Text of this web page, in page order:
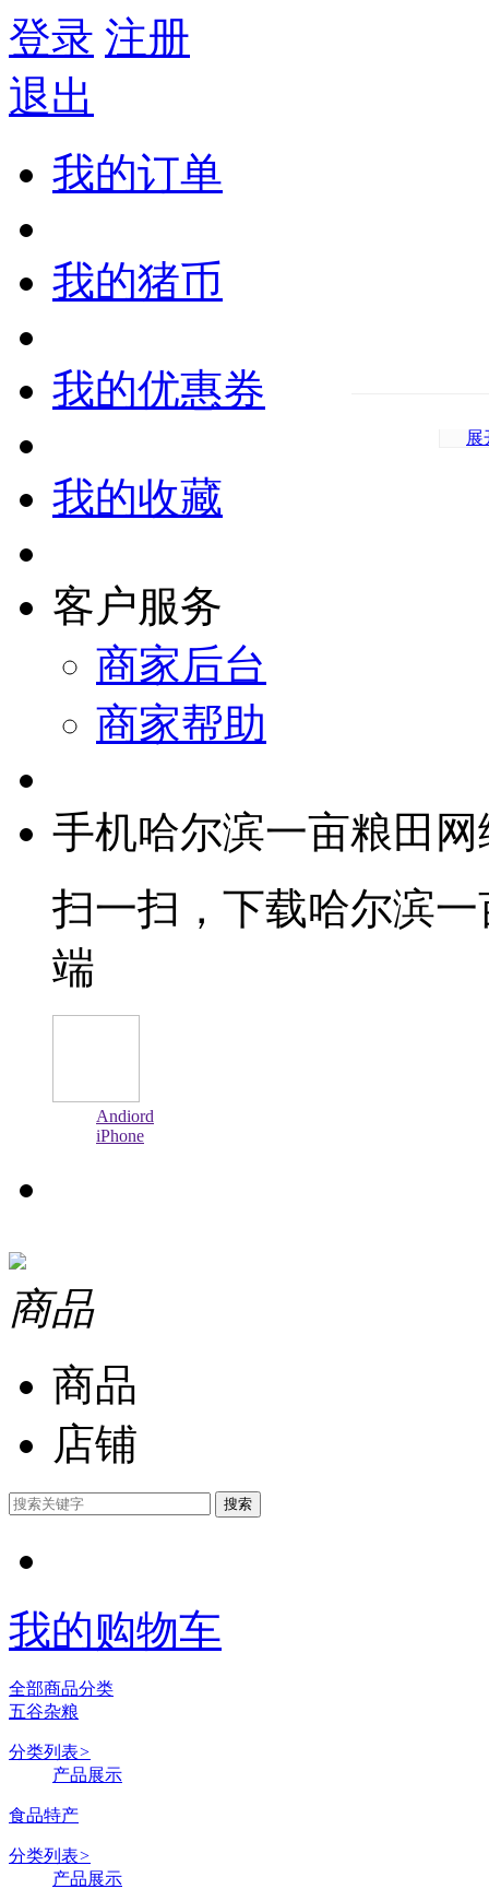
登录 注册
退出
我的订单
我的猪币
我的优惠券
我的收藏
客户服务
商家后台
商家帮助
手机哈尔滨一亩粮田
扫一扫，下载哈尔滨
端
Andiord
iPhone
商品
商品
店铺
搜索
我的购物车
全部商品分类
五谷杂粮
分类列表>
产品展示
食品特产
分类列表>
产品展示
展